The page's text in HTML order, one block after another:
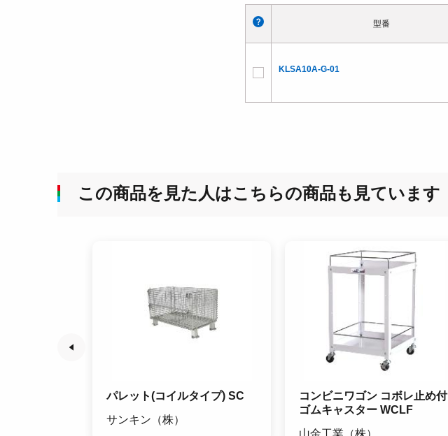
型番
KLSA10A-G-01
この商品を見た人はこちらの商品も見ています
パレット(コイルタイプ) SC
サンキン（株）
コンビニワゴン コボレ止め付
ゴムキャスター WCLF
山金工業（株）